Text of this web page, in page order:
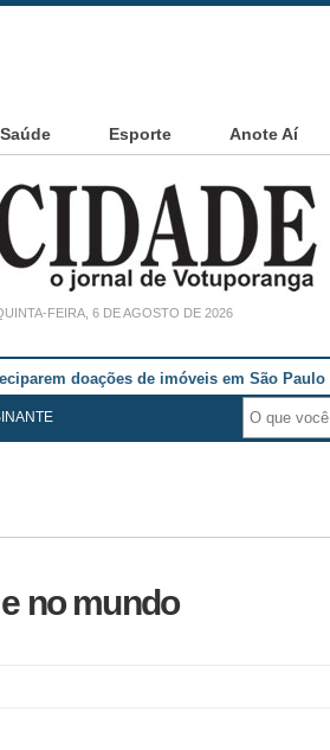
Saúde Esporte Anote Aí
FEIRA, 6 DE AGOSTO DE 2026
no mundo